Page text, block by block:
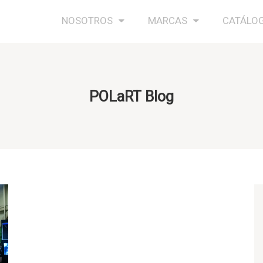
NOSOTROS MARCAS
POLaRT Blog